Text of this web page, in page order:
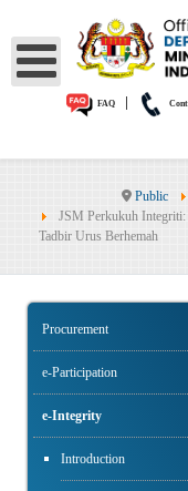
FAQ
Public
JSM Perkukuh Integriti:
Tadbir Urus Berhemah
Procurement
e-Participation
e-Integrity
Introduction